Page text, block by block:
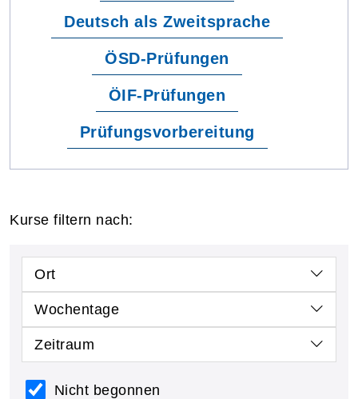
Deutsch als Zweitsprache
ÖSD-Prüfungen
ÖIF-Prüfungen
Prüfungsvorbereitung
Kurse filtern nach:
Ort
Wochentage
Zeitraum
Nicht begonnen